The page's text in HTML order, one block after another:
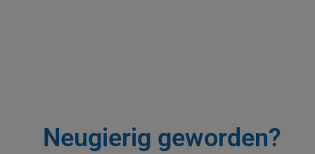
Neugierig geworden?